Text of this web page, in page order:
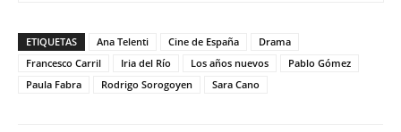
ETIQUETAS Ana Telenti Cine de España
Drama
Francesco Carril
Iria del Río Los años nuevos
Pablo Gómez
Paula Fabra
Rodrigo Sorogoyen Sara Cano